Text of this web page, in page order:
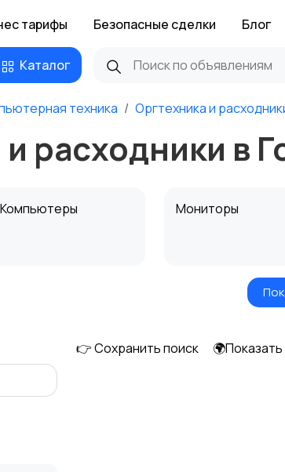
тарифы Безопасные сделки Блог
Каталог
техника Оргтехника и
расходники в
Компьютеры Мониторы
Программное
👉 Сохранить поиск